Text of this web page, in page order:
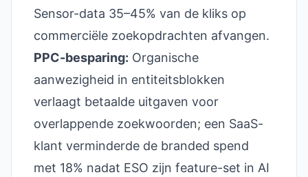
Sensor-data 35–45% van de kliks op
commerciële zoekopdrachten afvangen.
PPC-besparing: Organische
aanwezigheid in entiteitsblokken
verlaagt betaalde uitgaven voor
overlappende zoekwoorden; een SaaS-
klant verminderde de branded spend
met 18% nadat ESO zijn feature-set in AI